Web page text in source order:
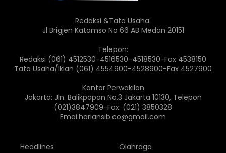
Redaksi &Tata Usaha:
Jl Brigjen Katamso No 66 AB Medan 20151
Telepon:
Redaksi (061) 4512530-4516530-4518530-Fax 4538150
Tata Usaha/Iklan (061) 4554900-4528900-Fax 4527900
Kantor Perwakilan
Jakarta: Jln. Balikpapan No.3 Jakarta 10130, Telepon
(021)3847909-Fax: (021) 3850328
Emai:hariansib.co@gmail.com
Headlines
Olahraga